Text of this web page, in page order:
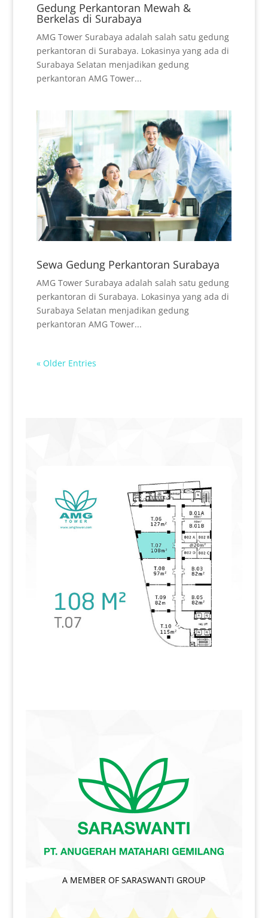
Gedung Perkantoran Mewah &
Berkelas di Surabaya
AMG Tower Surabaya adalah salah satu gedung
perkantoran di Surabaya. Lokasinya yang ada di
Surabaya Selatan menjadikan gedung
perkantoran AMG Tower...
Sewa Gedung Perkantoran Surabaya
AMG Tower Surabaya adalah salah satu gedung
perkantoran di Surabaya. Lokasinya yang ada di
Surabaya Selatan menjadikan gedung
perkantoran AMG Tower...
« Older Entries
A MEMBER OF SARASWANTI GROUP